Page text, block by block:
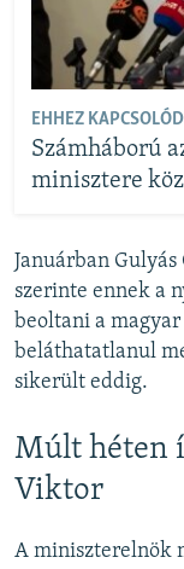
EHHEZ
Számháború
minisztere
Januárban
szerinte ennek a
beoltani a
beláthatatlanul
sikerült eddig.
Múlt héten
Viktor
A miniszterelnök